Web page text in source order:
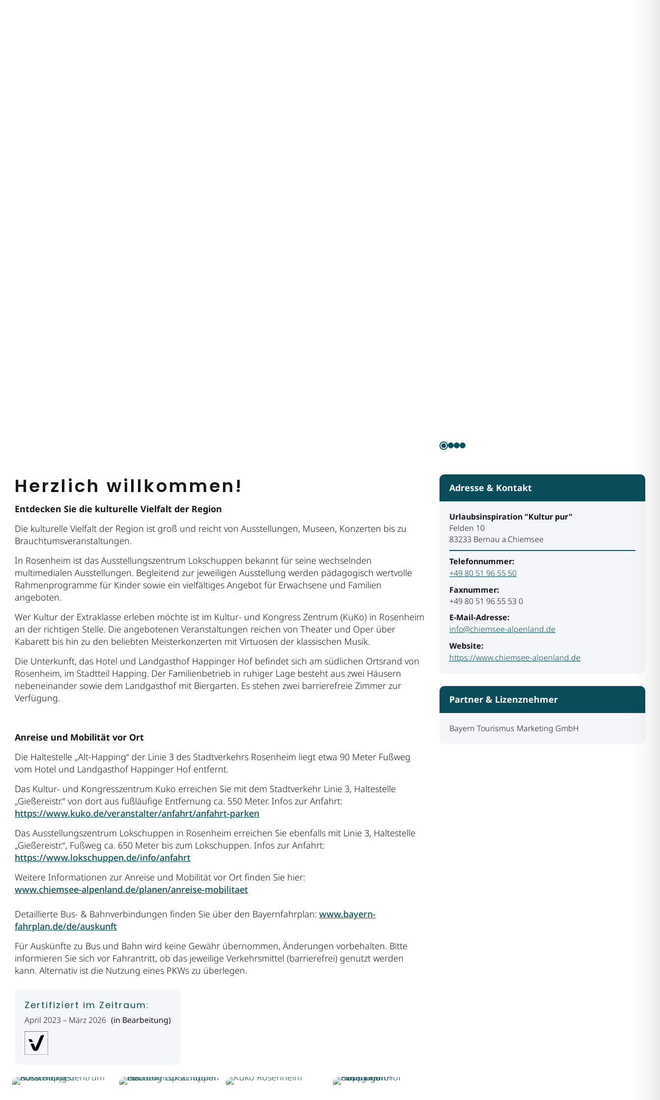
Herzlich willkommen!
Entdecken Sie die kulturelle Vielfalt der Region
Die kulturelle Vielfalt der Region ist groß und reicht von Ausstellungen, Museen, Konzerten bis zu
Brauchtumsveranstaltungen.
In Rosenheim ist das Ausstellungszentrum Lokschuppen bekannt für seine wechselnden
multimedialen Ausstellungen. Begleitend zur jeweiligen Ausstellung werden pädagogisch wertvolle
Rahmenprogramme für Kinder sowie ein vielfältiges Angebot für Erwachsene und Familien
angeboten.
Wer Kultur der Extraklasse erleben möchte ist im Kultur- und Kongress Zentrum (KuKo) in Rosenheim
an der richtigen Stelle. Die angebotenen Veranstaltungen reichen von Theater und Oper über
Kabarett bis hin zu den beliebten Meisterkonzerten mit Virtuosen der klassischen Musik.
Die Unterkunft, das Hotel und Landgasthof Happinger Hof befindet sich am südlichen Ortsrand von
Rosenheim, im Stadtteil Happing. Der Familienbetrieb in ruhiger Lage besteht aus zwei Häusern
nebeneinander sowie dem Landgasthof mit Biergarten. Es stehen zwei barrierefreie Zimmer zur
Verfügung.
Anreise und Mobilität vor Ort
Die Haltestelle „Alt-Happing“ der Linie 3 des Stadtverkehrs Rosenheim liegt etwa 90 Meter Fußweg
vom Hotel und Landgasthof Happinger Hof entfernt.
Das Kultur- und Kongresszentrum Kuko erreichen Sie mit dem Stadtverkehr Linie 3, Haltestelle
„Gießereistr.“ von dort aus fußläufige Entfernung ca. 550 Meter. Infos zur Anfahrt:
https://www.kuko.de/veranstalter/anfahrt/anfahrt-parken
Das Ausstellungszentrum Lokschuppen in Rosenheim erreichen Sie ebenfalls mit Linie 3, Haltestelle
„Gießereistr.“, Fußweg ca. 650 Meter bis zum Lokschuppen. Infos zur Anfahrt:
https://www.lokschuppen.de/info/anfahrt
Weitere Informationen zur Anreise und Mobilität vor Ort finden Sie hier:
www.chiemsee-alpenland.de/planen/anreise-mobilitaet
Detaillierte Bus- & Bahnverbindungen finden Sie über den Bayernfahrplan: www.bayern-
fahrplan.de/de/auskunft
Für Auskünfte zu Bus und Bahn wird keine Gewähr übernommen, Änderungen vorbehalten. Bitte
informieren Sie sich vor Fahrantritt, ob das jeweilige Verkehrsmittel (barrierefrei) genutzt werden
kann. Alternativ ist die Nutzung eines PKWs zu überlegen.
Zertifiziert im Zeitraum:
April 2023 – März 2026 (in Bearbeitung)
Adresse & Kontakt
Urlaubsinspiration "Kultur pur"
Felden 10
83233 Bernau a.Chiemsee
Telefonnummer:
+49 80 51 96 55 50
Faxnummer:
+49 80 51 96 55 53 0
E-Mail-Adresse:
info@chiemsee-alpenland.de
Website:
https://www.chiemsee-alpenland.de
Partner & Lizenznehmer
Bayern Tourismus Marketing GmbH